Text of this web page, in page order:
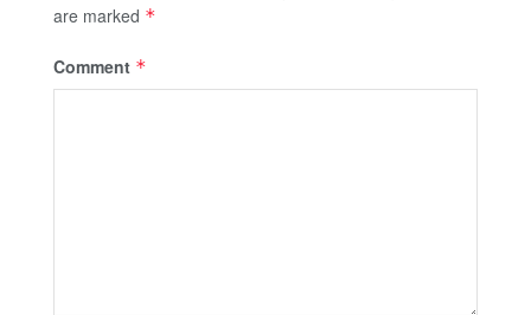
are marked *
Comment *